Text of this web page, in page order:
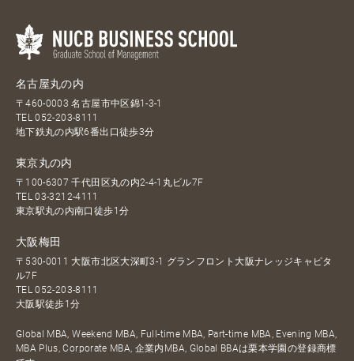
名古屋丸の内
〒460-0003 名古屋市中区錦1-3-1
TEL052-203-8111
地下鉄丸の内駅6番出口徒歩3分
東京丸の内
〒100-6307 千代田区丸の内2-4-1丸ビル7F
TEL03-3212-4111
東京駅丸の内南口徒歩1分
大阪梅田
〒530-0011 大阪市北区大深町3-1 グランフロント大阪ナレッジキャピタ
ル7F
TEL052-203-8111
大阪駅徒歩1分
Global MBA, Weekend MBA, Full-time MBA, Part-time MBA, Evening MBA,
MBA Plus, Corporate MBA, 企業内MBA, Global BBAは栗本学園の登録商標